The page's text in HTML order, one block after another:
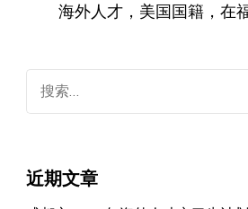
海外人才，美国国籍，在
索：
近期文章